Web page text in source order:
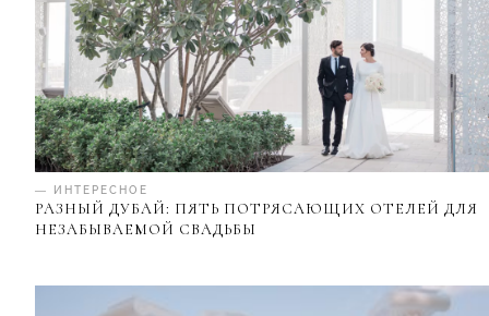
— ИНТЕРЕСНОЕ
РАЗНЫЙ ДУБАЙ: ПЯТЬ ПОТРЯСАЮЩИХ ОТЕЛЕЙ ДЛЯ
НЕЗАБЫВАЕМОЙ СВАДЬБЫ